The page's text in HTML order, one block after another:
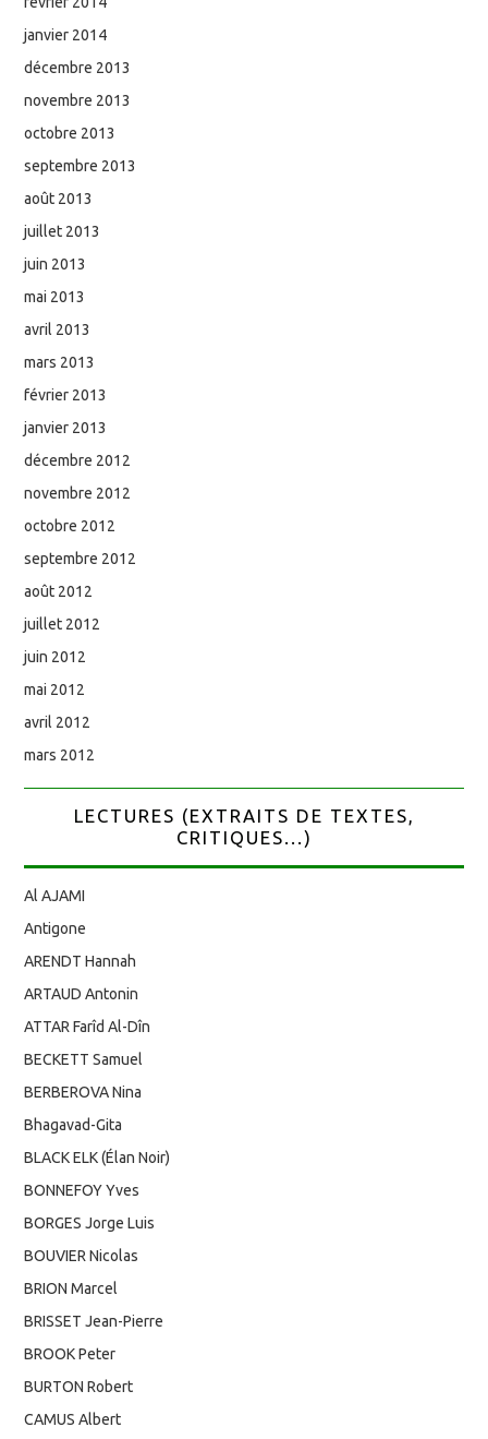
janvier 2014
décembre 2013
novembre 2013
octobre 2013
septembre 2013
août 2013
juillet 2013
juin 2013
mai 2013
avril 2013
mars 2013
février 2013
janvier 2013
décembre 2012
novembre 2012
octobre 2012
septembre 2012
août 2012
juillet 2012
juin 2012
mai 2012
avril 2012
mars 2012
LECTURES (EXTRAITS DE TEXTES,
CRITIQUES...)
Al AJAMI
Antigone
ARENDT Hannah
ARTAUD Antonin
ATTAR Farîd Al-Dîn
BECKETT Samuel
BERBEROVA Nina
Bhagavad-Gita
BLACK ELK (Élan Noir)
BONNEFOY Yves
BORGES Jorge Luis
BOUVIER Nicolas
BRION Marcel
BRISSET Jean-Pierre
BROOK Peter
BURTON Robert
CAMUS Albert